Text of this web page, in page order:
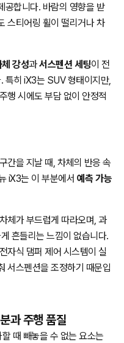
공합니다. 바람의 영향을 받
스티어링 휠이 떨리거나 차
체 강성과서스펜션 세팅이 전
특히 iX3는 SUV 형태이지만,
행 시에도 부담 없이 안정적
간을 지날 때, 차체의 반응 속
iX3는 이 부분에서 예측 가능
체가 부드럽게 따라오며, 과
흔들리는 느낌이 없습니다.
자식 댐퍼 제어 시스템이 실
서스펜션을 조정하기 때문입
과 주행 품질
때 빼놓을 수 없는 요소는